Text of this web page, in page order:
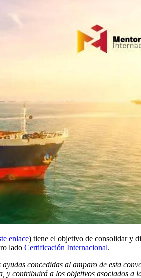
enlace) tiene el objetivo de consolidar y
lado Certificación Internacional.
ayudas concedidas al amparo de esta
y contribuirá a los objetivos asociados a